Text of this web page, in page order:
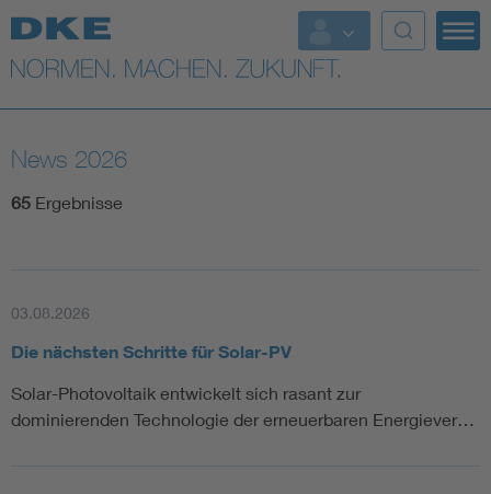
Top-Themen
VDE Fokusthemen
Digital Security
Industry
Living
News 2026
65 Ergebnisse
03.08.2026
Die nächsten Schritte für Solar-PV
Solar-Photovoltaik entwickelt sich rasant zur
dominierenden Technologie der erneuerbaren Energiever…